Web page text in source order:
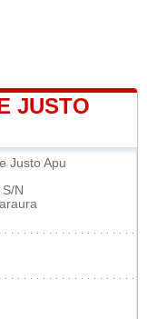
JUSTO
Justo Apu
N